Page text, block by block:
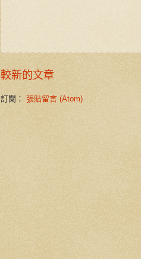
較新的文章
訂閱： 張貼留言 (Atom)